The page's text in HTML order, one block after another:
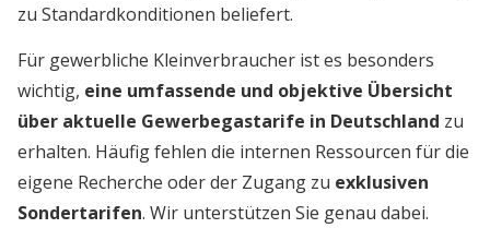
zu Standardkonditionen beliefert.
Für gewerbliche Kleinverbraucher ist es besonders
wichtig, eine umfassende und objektive Übersicht
über aktuelle Gewerbegastarife in Deutschland zu
erhalten. Häufig fehlen die internen Ressourcen für die
eigene Recherche oder der Zugang zu exklusiven
Sondertarifen. Wir unterstützen Sie genau dabei.